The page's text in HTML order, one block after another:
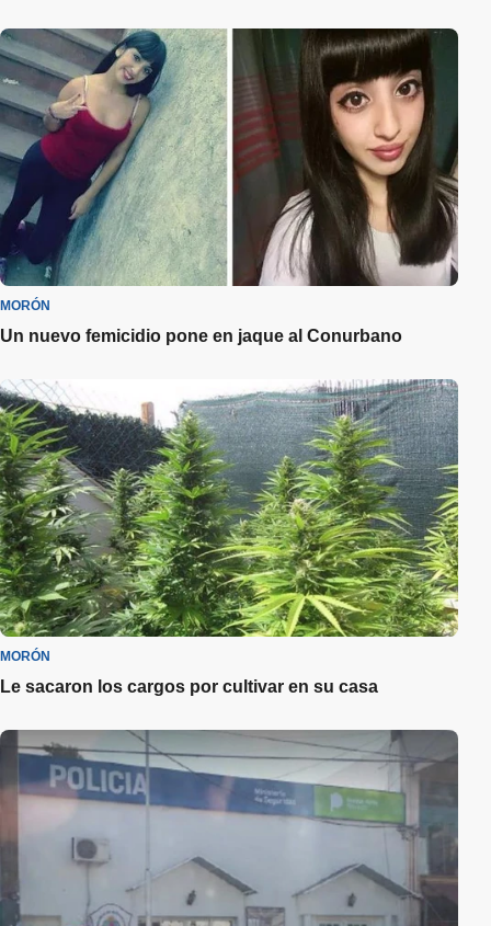
MORÓN
Un nuevo femicidio pone en jaque al Conurbano
MORÓN
Le sacaron los cargos por cultivar en su casa